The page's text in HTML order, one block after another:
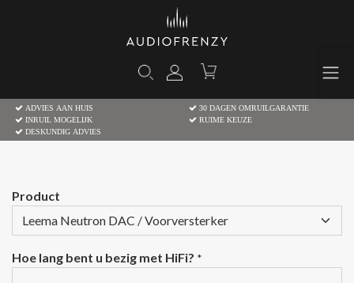
ADVIES AAN HUIS
30 DAGEN OMRUILGARANTIE
INRUIL MOGELIJK
RUIME KEUZE
DESKUNDIG ADVIES
Product
Hoe lang bent u bezig met HiFi? *